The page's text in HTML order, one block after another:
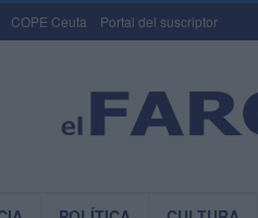
COPE Ceuta Portal del suscriptor